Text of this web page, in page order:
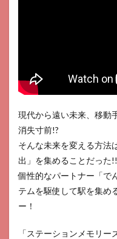
現代から遠い未来、移動
消失寸前!?
そんな未来を変える方法
出」を集めることだった!!
個性的なパートナー「で
テムを駆使して駅を集め
ー！
「ステーションメモリ